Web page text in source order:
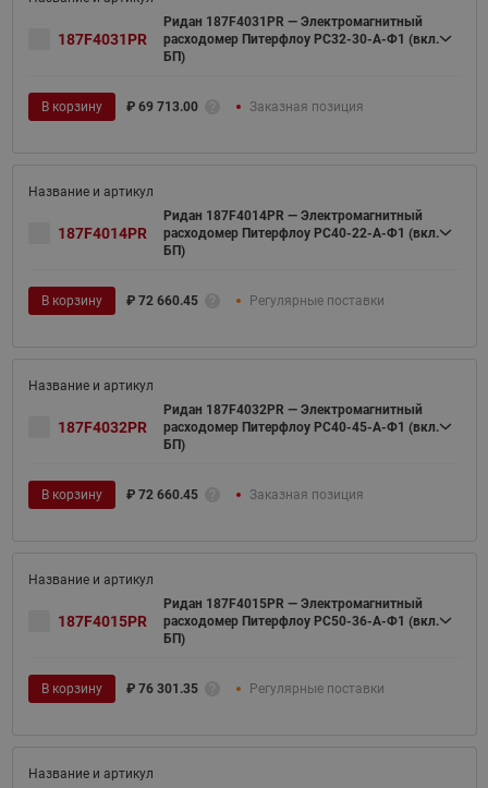
187F4031PR
Ридан 187F4031PR — Электромагнитный
расходомер Питерфлоу РС32-30-А-Ф1 (вкл.
БП)
В корзину ₽ 69 713.00 Заказная позиция
187F4014PR
Ридан 187F4014PR — Электромагнитный
расходомер Питерфлоу РС40-22-А-Ф1 (вкл.
БП)
В корзину ₽ 72 660.45 Регулярные поставки
187F4032PR
Ридан 187F4032PR — Электромагнитный
расходомер Питерфлоу РС40-45-А-Ф1 (вкл.
БП)
В корзину ₽ 72 660.45 Заказная позиция
187F4015PR
Ридан 187F4015PR — Электромагнитный
расходомер Питерфлоу РС50-36-А-Ф1 (вкл.
БП)
В корзину ₽ 76 301.35 Регулярные поставки